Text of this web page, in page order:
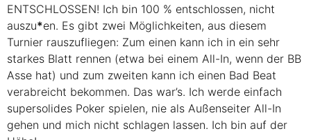
ENTSCHLOSSEN! Ich bin 100 % entschlossen, nicht
auszu*en. Es gibt zwei Möglichkeiten, aus diesem
Turnier rauszufliegen: Zum einen kann ich in ein sehr
starkes Blatt rennen (etwa bei einem All-In, wenn der BB
Asse hat) und zum zweiten kann ich einen Bad Beat
verabreicht bekommen. Das war’s. Ich werde einfach
supersolides Poker spielen, nie als Außenseiter All-In
gehen und mich nicht schlagen lassen. Ich bin auf der